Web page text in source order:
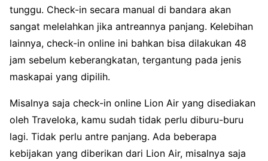
tunggu. Check-in secara manual di bandara akan
sangat melelahkan jika antreannya panjang. Kelebihan
lainnya, check-in online ini bahkan bisa dilakukan 48
jam sebelum keberangkatan, tergantung pada jenis
maskapai yang dipilih.
Misalnya saja check-in online Lion Air yang disediakan
oleh Traveloka, kamu sudah tidak perlu diburu-buru
lagi. Tidak perlu antre panjang. Ada beberapa
kebijakan yang diberikan dari Lion Air, misalnya saja